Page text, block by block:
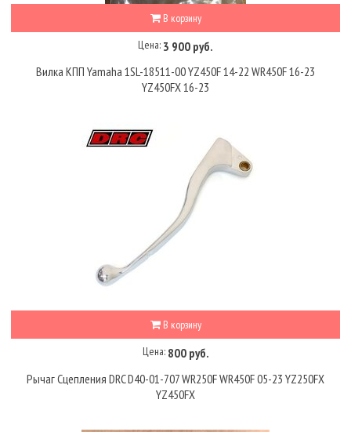
В корзину
Цена: 3 900 руб.
Вилка КПП Yamaha 1SL-18511-00 YZ450F 14-22 WR450F 16-23
YZ450FX 16-23
В корзину
Цена: 800 руб.
Рычаг Сцепления DRC D40-01-707 WR250F WR450F 05-23 YZ250FX
YZ450FX